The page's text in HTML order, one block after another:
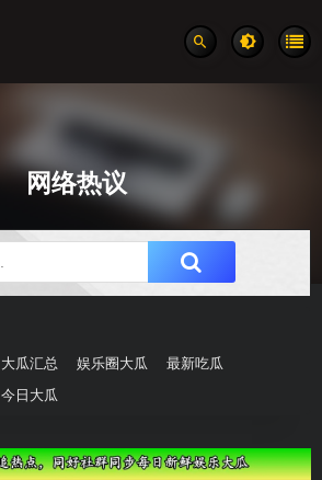
网络热议
吃瓜分类速览
大瓜汇总 娱乐圈大瓜 最新吃瓜
今日大瓜